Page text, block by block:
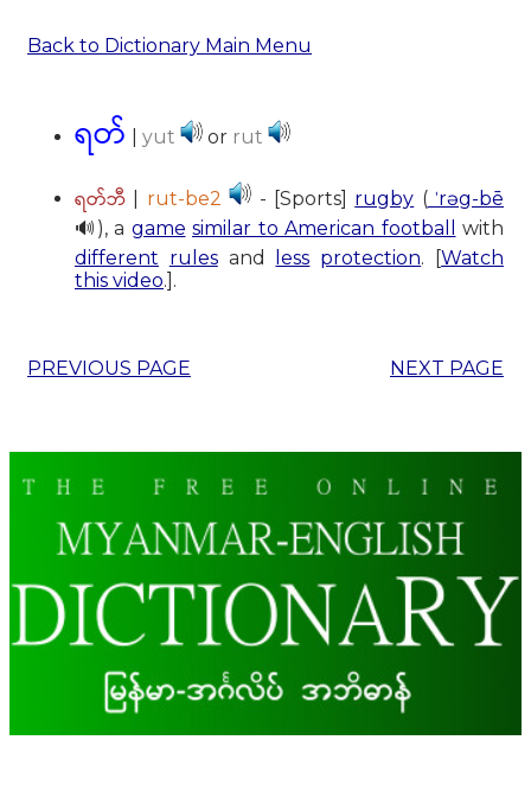
Back to Dictionary Main Menu
ရတ် yut or rut
ရတ်ဘီ rut-be2 - [Sports] rugby (ˈrəg-bē
🔊), a game similar to American football
with
different rulesand less protection. [Watch
this video.].
PREVIOUS PAGE NEXT PAGE